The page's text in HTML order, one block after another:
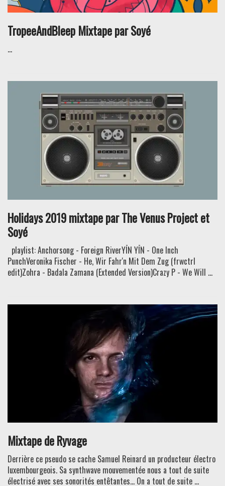
TropeeAndBleep Mixtape par Soyé
...
Holidays 2019 mixtape par The Venus Project et
Soyé
playlist: Anchorsong - Foreign RiverYĪN YĪN - One Inch
PunchVeronika Fischer - He, Wir Fahr'n Mit Dem Zug (frwctrl
edit)Zohra - Badala Zamana (Extended Version)Crazy P - We Will ...
Mixtape de Ryvage
Derrière ce pseudo se cache Samuel Reinard un producteur électro
luxembourgeois. Sa synthwave mouvementée nous a tout de suite
électrisé avec ses sonorités entêtantes… On a tout de suite ...